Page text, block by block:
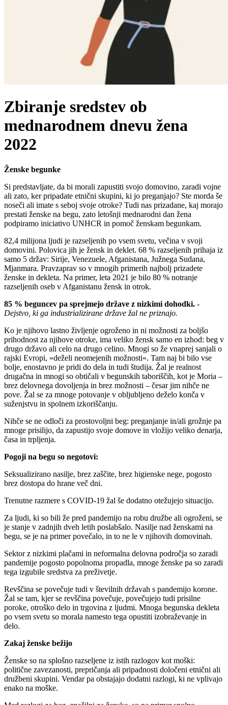
Zbiranje sredstev ob
mednarodnem dnevu žena
2022
Ženske begunke
Si predstavljate, da bi morali zapustiti svojo domovino, zaradi vojne
ali zato, ker pripadate etnični skupini, ki jo preganjajo? Ste morda še
noseči ali imate s seboj svoje otroke? Tudi nas prizadane, kaj morajo
prestati ženske na begu, zato letošnji mednarodni dan žena
podpiramo iniciativo UNHCR in pomoč ženskam begunkam.
82,4 milijona ljudi je razseljenih po vsem svetu, večina v svoji
domovini. Polovica jih je žensk in deklet. 68 % razseljenih prihaja iz
samo 5 držav: Sirije, Venezuele, Afganistana, Južnega Sudana,
Mjanmara. Pravzaprav so v mnogih primerih najbolj prizadete
ženske in dekleta. Na primer, leta 2021 je bilo 80 % notranje
razseljenih oseb v Afganistanu žensk in otrok.
85 % beguncev pa sprejmejo države z nizkimi dohodki. -
Dejstvo, ki ga industrializirane države žal ne priznajo.
Ko je njihovo lastno življenje ogroženo in ni možnosti za boljšo
prihodnost za njihove otroke, ima veliko žensk samo en izhod: beg v
drugo državo ali celo na drugo celino. Mnogi so že vnaprej sanjali o
rajski Evropi, »deželi neomejenih možnosti«. Tam naj bi bilo vse
bolje, enostavno je pridi do dela in tudi študija. Žal je realnost
drugačna in mnogi so obtičali v begunskih taboriščih, kot je Moria –
brez delovnega dovoljenja in brez možnosti – česar jim nihče ne
pove. Žal se za mnoge potovanje v obljubljeno deželo konča v
suženjstvu in spolnem izkoriščanju.
Nihče se ne odloči za prostovoljni beg: preganjanje in/ali grožnje pa
mnoge prisilijo, da zapustijo svoje domove in vložijo veliko denarja,
časa in trpljenja.
Pogoji na begu so negotovi:
Seksualizirano nasilje, brez zaščite, brez higienske nege, pogosto
brez dostopa do hrane več dni.
Trenutne razmere s COVID-19 žal še dodatno otežujejo situacijo.
Za ljudi, ki so bili že pred pandemijo na robu družbe ali ogroženi, se
je stanje v zadnjih dveh letih poslabšalo. Nasilje nad ženskami na
begu, se je na primer povečalo, in to ne le v njihovih domovinah.
Sektor z nizkimi plačami in neformalna delovna področja so zaradi
pandemije pogosto popolnoma propadla, mnoge ženske pa so zaradi
tega izgubile sredstva za preživetje.
Revščina se povečuje tudi v številnih državah s pandemijo korone.
Žal se tam, kjer se revščina povečuje, povečujejo tudi prisilne
poroke, otroško delo in trgovina z ljudmi. Mnoga begunska dekleta
po vsem svetu so morala namesto tega opustiti izobraževanje in
delo.
Zakaj ženske bežijo
Ženske so na splošno razseljene iz istih razlogov kot moški:
politične zavezanosti, prepričanja ali pripadnosti določeni etnični ali
družbeni skupini. Vendar pa obstajajo dodatni razlogi, ki ne vplivajo
enako na moške.